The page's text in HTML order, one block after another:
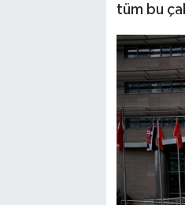
tüm bu